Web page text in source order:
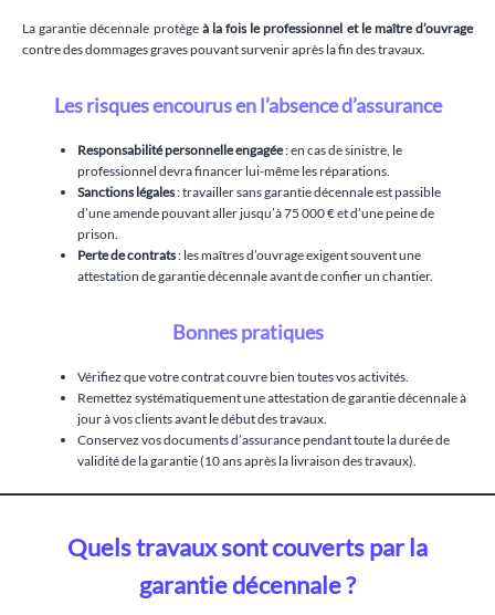
La garantie décennale protège à la fois le professionnel et le maître d’ouvrage
contre des dommages graves pouvant survenir après la fin des travaux.
Les risques encourus en l’absence d’assurance
Responsabilité personnelle engagée: en cas de sinistre, le
professionnel devra financer lui-même les réparations.
Sanctions légales: travailler sans garantie décennale est passible
d’une amende pouvant aller jusqu’à 75 000 € et d’une peine de
prison.
Perte de contrats: les maîtres d’ouvrage exigent souvent une
attestation de garantie décennale avant de confier un chantier.
Bonnes pratiques
Vérifiez que votre contrat couvre bien toutes vos activités.
Remettez systématiquement une attestation de garantie décennale à
jour à vos clients avant le début des travaux.
Conservez vos documents d’assurance pendant toute la durée de
validité de la garantie (10 ans après la livraison des travaux).
Quels travaux sont couverts par la
garantie décennale ?